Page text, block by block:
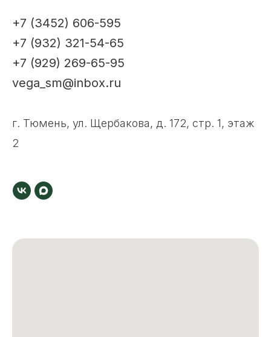
+7 (3452) 606-595
+7 (932) 321-54-65
+7 (929) 269-65-95
vega_sm@inbox.ru
г. Тюмень, ул. Щербакова, д. 172, стр. 1, этаж
2